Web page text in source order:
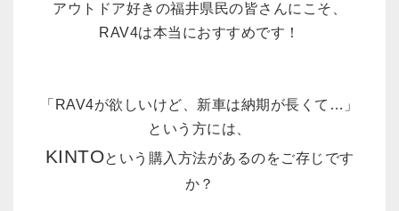
アウトドア好きの福井県民の皆さんにこそ、
RAV4は本当におすすめです！
「RAV4が欲しいけど、新車は納期が長くて…」
という方には、
KINTOという購入方法があるのをご存じです
か？